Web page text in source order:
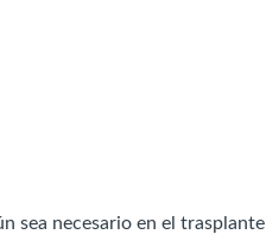
sea necesario en el